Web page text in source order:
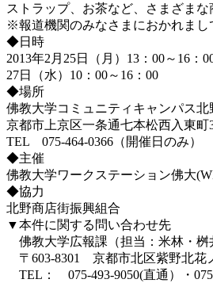
ストラップ、お茶など、さまざまな
※報道機関のみなさまにおかれまし
◆日時
2013年2月25日（月）13：00～16：
27日（水）10：00～16：00
◆場所
佛教大学コミュニティキャンパス北
京都市上京区一条通七本松西入東
TEL 075-464-0366（開催日のみ）
◆主催
佛教大学ワークステーション佛大
◆協力
北野商店街振興組合
▼本件に関する問い合わせ先
佛教大学広報課（担当：米林・桝
〒603-8301 京都市北区紫野北花
TEL： 075-493-9050(直通）・